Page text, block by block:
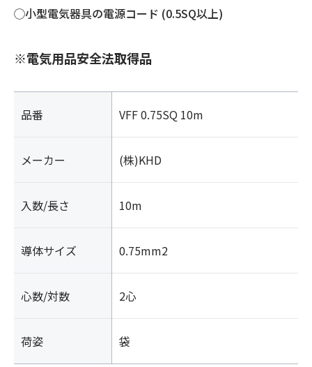
◯小型電気器具の電源コード (0.5SQ以上)
※電気用品安全法取得品
品番 VFF 0.75SQ 10m
メーカー (株)KHD
入数/長さ 10m
導体サイズ 0.75mm2
心数/対数 2心
荷姿 袋